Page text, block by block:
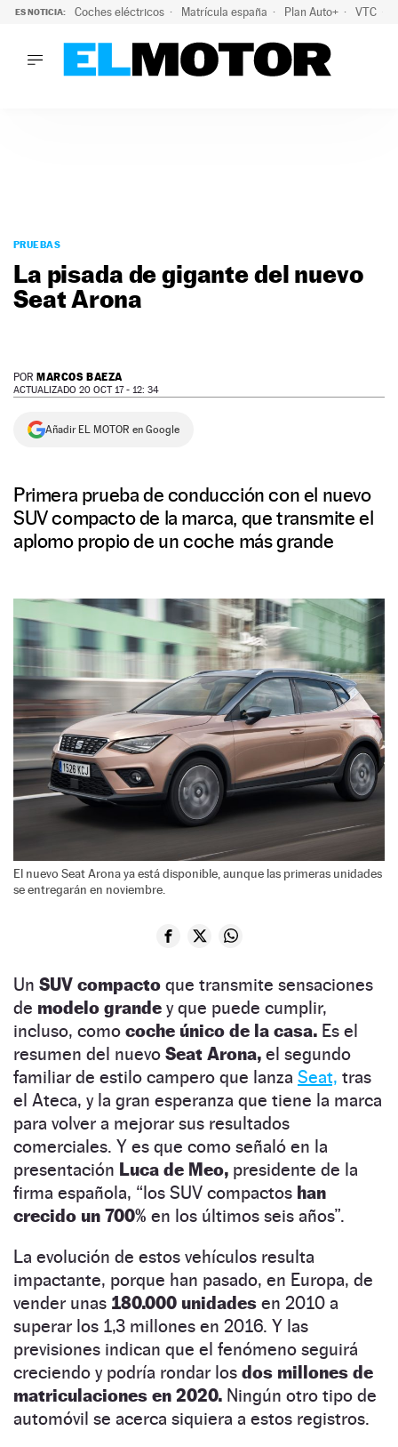
ES NOTICIA: Coches eléctricos Matrícula españa Plan Auto+ VTC
PODCAST
MOTOS
TECNOLOGÍA
SERVICIOS
NEWSLETTER
PRUEBAS
La pisada de gigante del nuevo
Seat Arona
POR MARCOS BAEZA
ACTUALIZADO 20 OCT 17 - 12: 34
Añadir EL MOTOR en Google
Primera prueba de conducción con el nuevo
SUV compacto de la marca, que transmite el
aplomo propio de un coche más grande
El nuevo Seat Arona ya está disponible, aunque las primeras unidades
se entregarán en noviembre.
Un SUV compacto que transmite sensaciones
de modelo grande y que puede cumplir,
incluso, como coche único de la casa. Es el
resumen del nuevo Seat Arona, el segundo
familiar de estilo campero que lanza Seat, tras
el Ateca, y la gran esperanza que tiene la marca
para volver a mejorar sus resultados
comerciales. Y es que como señaló en la
presentación Luca de Meo, presidente de la
firma española, “los SUV compactos han
crecido un 700% en los últimos seis años”.
La evolución de estos vehículos resulta
impactante, porque han pasado, en Europa, de
vender unas 180.000 unidades en 2010 a
superar los 1,3 millones en 2016. Y las
previsiones indican que el fenómeno seguirá
creciendo y podría rondar los dos millones de
matriculaciones en 2020. Ningún otro tipo de
automóvil se acerca siquiera a estos registros.